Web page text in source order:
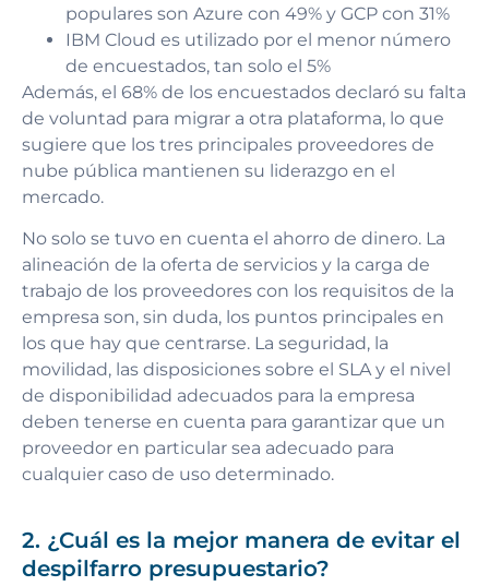
populares son Azure con 49% y GCP con 31%
IBM Cloud es utilizado por el menor número
de encuestados, tan solo el 5%
Además, el 68% de los encuestados declaró su falta
de voluntad para migrar a otra plataforma, lo que
sugiere que los tres principales proveedores de
nube pública mantienen su liderazgo en el
mercado.
No solo se tuvo en cuenta el ahorro de dinero. La
alineación de la oferta de servicios y la carga de
trabajo de los proveedores con los requisitos de la
empresa son, sin duda, los puntos principales en
los que hay que centrarse. La seguridad, la
movilidad, las disposiciones sobre el SLA y el nivel
de disponibilidad adecuados para la empresa
deben tenerse en cuenta para garantizar que un
proveedor en particular sea adecuado para
cualquier caso de uso determinado.
2. ¿Cuál es la mejor manera de evitar el
despilfarro presupuestario?